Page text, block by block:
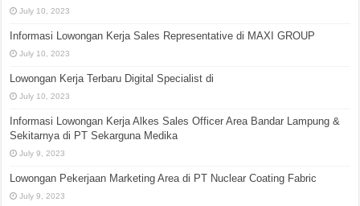
July 10, 2023
Informasi Lowongan Kerja Sales Representative di MAXI GROUP
July 10, 2023
Lowongan Kerja Terbaru Digital Specialist di
July 10, 2023
Informasi Lowongan Kerja Alkes Sales Officer Area Bandar Lampung &
Sekitarnya di PT Sekarguna Medika
July 9, 2023
Lowongan Pekerjaan Marketing Area di PT Nuclear Coating Fabric
July 9, 2023